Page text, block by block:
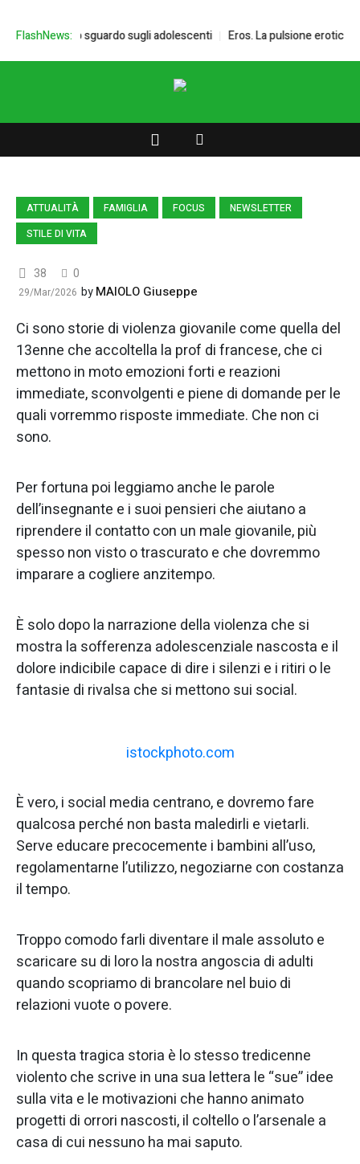
FlashNews:
Mazzi e lo sguardo sugli adolescenti Eros. La pulsione erotica in
ATTUALITÀ FAMIGLIA FOCUS
NEWSLETTER
STILE DI VITA
38 0
29/Mar/2026 byMAIOLO Giuseppe
Ci sono storie di violenza giovanile come quella del
13enne che accoltella la prof di francese, che ci
mettono in moto emozioni forti e reazioni
immediate, sconvolgenti e piene di domande per le
quali vorremmo risposte immediate. Che non ci
sono.
Per fortuna poi leggiamo anche le parole
dell’insegnante e i suoi pensieri che aiutano a
riprendere il contatto con un male giovanile, più
spesso non visto o trascurato e che dovremmo
imparare a cogliere anzitempo.
È solo dopo la narrazione della violenza che si
mostra la sofferenza adolescenziale nascosta e il
dolore indicibile capace di dire i silenzi e i ritiri o le
fantasie di rivalsa che si mettono sui social.
istockphoto.com
È vero, i social media centrano, e dovremo fare
qualcosa perché non basta maledirli e vietarli.
Serve educare precocemente i bambini all’uso,
regolamentarne l’utilizzo, negoziarne con costanza
il tempo.
Troppo comodo farli diventare il male assoluto e
scaricare su di loro la nostra angoscia di adulti
quando scopriamo di brancolare nel buio di
relazioni vuote o povere.
In questa tragica storia è lo stesso tredicenne
violento che scrive in una sua lettera le “sue” idee
sulla vita e le motivazioni che hanno animato
progetti di orrori nascosti, il coltello o l’arsenale a
casa di cui nessuno ha mai saputo.